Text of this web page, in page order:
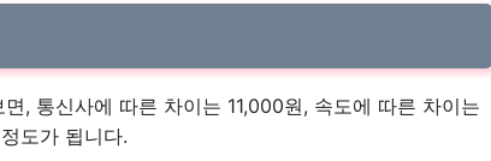
, 통신사에 따른 차이는 11,000원, 속도에 따른 차이는
도가 됩니다.